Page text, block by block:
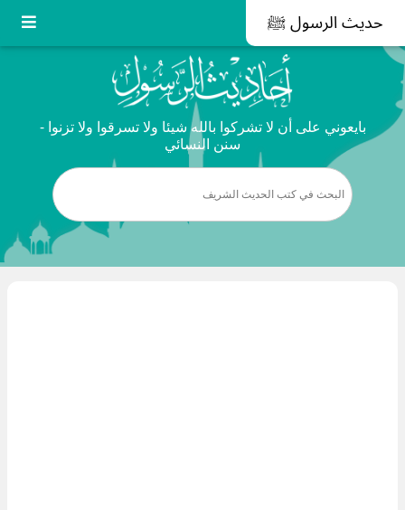
حديث الرسول ﷺ
بايعوني على أن لا تشركوا بالله شيئا ولا تسرقوا ولا تزنوا -
سنن النسائي